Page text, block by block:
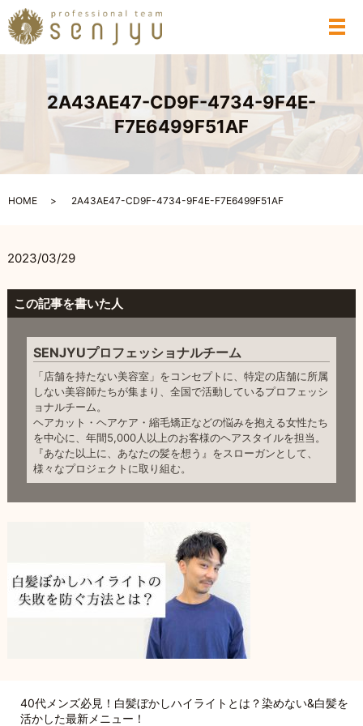
メ
2A43AE47-CD9F-4734-9F4E-
F7E6499F51AF
HOME 2A43AE47-CD9F-4734-9F4E-F7E6499F51AF
2023/03/29
この記事を書いた人
SENJYUプロフェッショナルチーム
「店舗を持たない美容室」をコンセプトに、特定の店舗に所属
しない美容師たちが集まり、全国で活動しているプロフェッシ
ョナルチーム。
ヘアカット・ヘアケア・縮毛矯正などの悩みを抱える女性たち
を中心に、年間5,000人以上のお客様のヘアスタイルを担当。
『あなた以上に、あなたの髪を想う』をスローガンとして、
様々なプロジェクトに取り組む。
40代メンズ必見！白髪ぼかしハイライトとは？染めない&白髪を
活かした最新メニュー！